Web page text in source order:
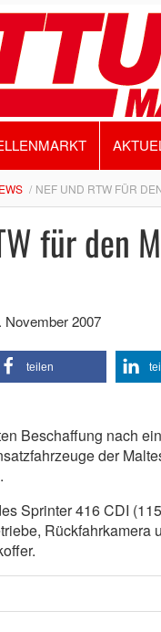
NEF UND RTW FÜR
für den
November 2007
teilen
Beschaffung nach
der
Sprinter 416 CDI
Rückfahrkamera